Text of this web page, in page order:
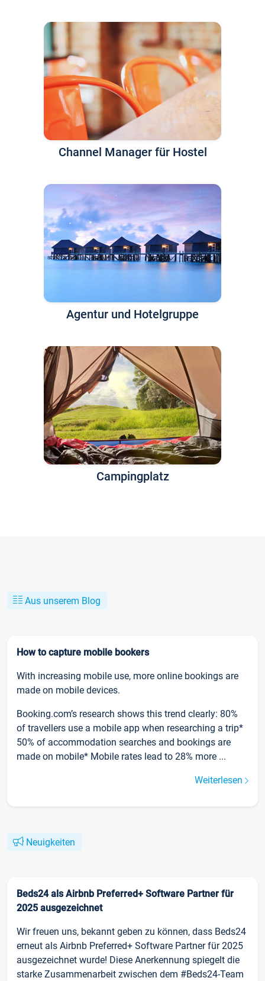
Channel Manager für Hostel
Agentur und Hotelgruppe
Campingplatz
Aus unserem Blog
How to capture mobile bookers
With increasing mobile use, more online bookings are
made on mobile devices.
Booking.com’s research shows this trend clearly: 80%
of travellers use a mobile app when researching a trip*
50% of accommodation searches and bookings are
made on mobile* Mobile rates lead to 28% more ...
Weiterlesen
Neuigkeiten
Beds24 als Airbnb Preferred+ Software Partner für
2025 ausgezeichnet
Wir freuen uns, bekannt geben zu können, dass Beds24
erneut als Airbnb Preferred+ Software Partner für 2025
ausgezeichnet wurde! Diese Anerkennung spiegelt die
starke Zusammenarbeit zwischen dem #Beds24-Team